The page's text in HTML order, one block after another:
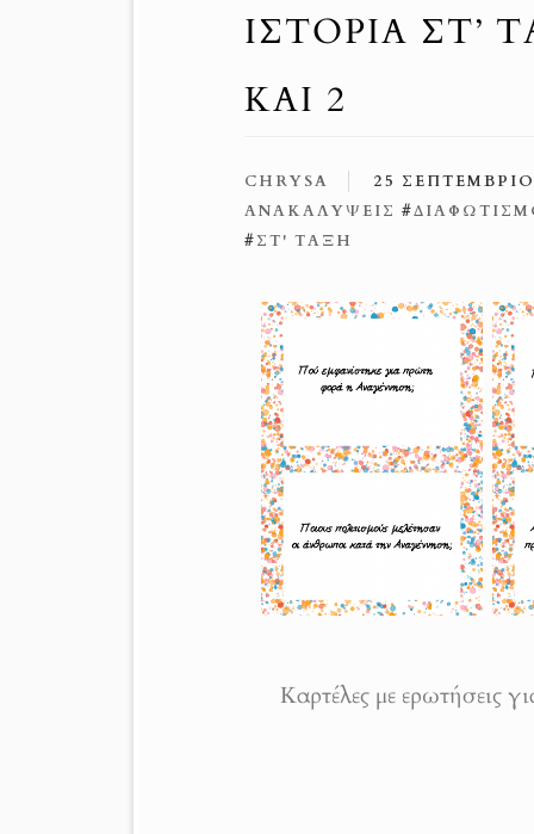
ΙΣΤΟΡΊΑ ΣΤ’
ΚΑΙ 2
CHRYSA 25
ΑΝΑΚΑΛΥΨΕΙΣ #
#ΣΤ' ΤΑΞΗ
Καρτέλες με ερωτήσεις